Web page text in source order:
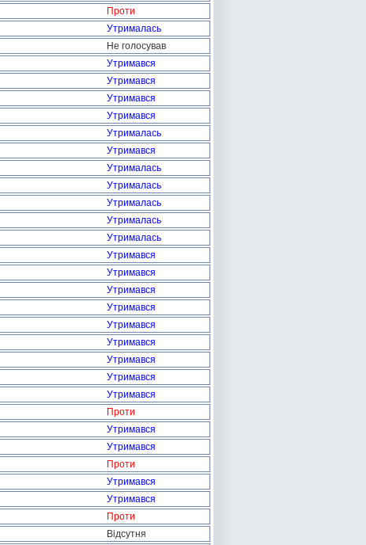
Проти
Утрималась
Не голосував
Утримався
Утримався
Утримався
Утримався
Утрималась
Утримався
Утрималась
Утрималась
Утрималась
Утрималась
Утрималась
Утримався
Утримався
Утримався
Утримався
Утримався
Утримався
Утримався
Утримався
Утримався
Проти
Утримався
Утримався
Проти
Утримався
Утримався
Проти
Відсутня